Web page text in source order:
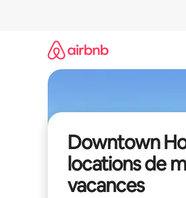
Downtown
locations de
vacances